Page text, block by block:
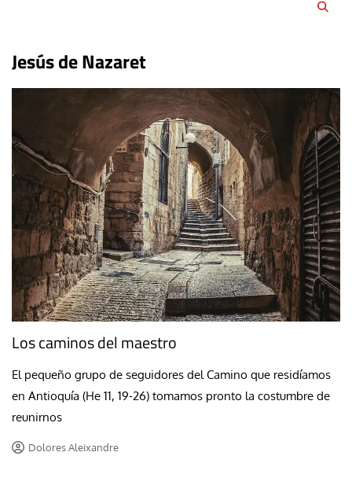
Jesús de Nazaret
Los caminos del maestro
El pequeño grupo de seguidores del Camino que residíamos
en Antioquía (He 11, 19-26) tomamos pronto la costumbre de
reunirnos
Dolores Aleixandre